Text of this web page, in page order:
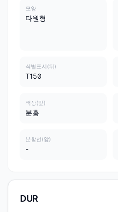
모양
타원형
식별표시(뒤)
T150
색상(앞)
분홍
분할선(앞)
-
DUR